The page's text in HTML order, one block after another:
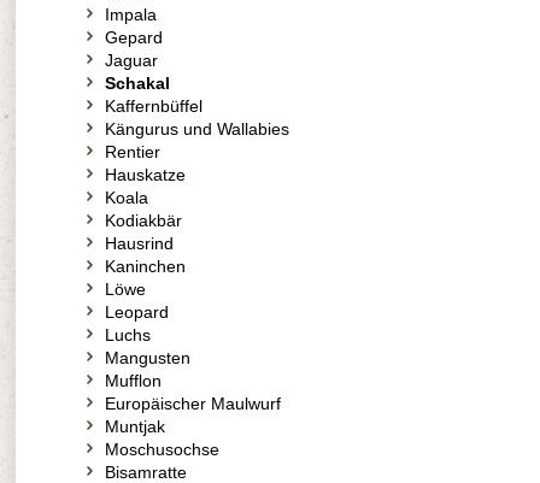
Impala
Gepard
Jaguar
Schakal
Kaffernbüffel
Kängurus und Wallabies
Rentier
Hauskatze
Koala
Kodiakbär
Hausrind
Kaninchen
Löwe
Leopard
Luchs
Mangusten
Mufflon
Europäischer Maulwurf
Muntjak
Moschusochse
Bisamratte